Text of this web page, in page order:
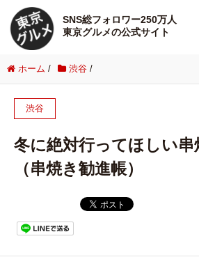
SNS総フォロワー250万人
東京グルメの公式サイト
ホーム / 渋谷 /
渋谷
冬に絶対行ってほしい串
（串焼き勧進帳）